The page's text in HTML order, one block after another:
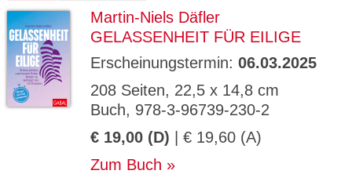
Martin-Niels Däfler
GELASSENHEIT FÜR EILIGE
Erscheinungstermin: 06.03.2025
208 Seiten, 22,5 x 14,8 cm
Buch, 978-3-96739-230-2
€ 19,00 (D) | € 19,60 (A)
Zum Buch